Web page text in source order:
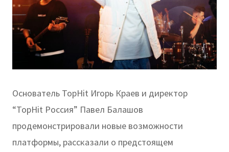
Основатель TopHit Игорь Краев и директор
“TopHit Россия” Павел Балашов
продемонстрировали новые возможности
платформы, рассказали о предстоящем